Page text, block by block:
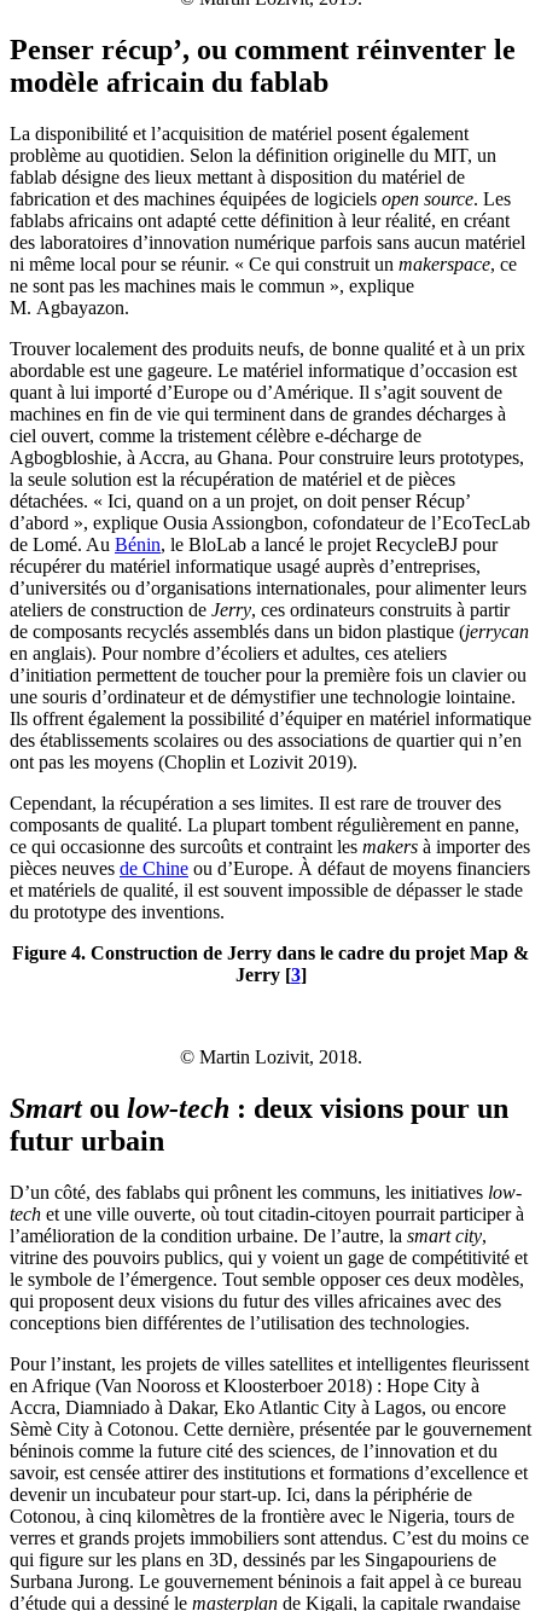
Penser récup’, ou comment réinventer le
modèle africain du fablab
La disponibilité et l’acquisition de matériel posent également
problème au quotidien. Selon la définition originelle du MIT, un
fablab désigne des lieux mettant à disposition du matériel de
fabrication et des machines équipées de logiciels open source. Les
fablabs africains ont adapté cette définition à leur réalité, en créant
des laboratoires d’innovation numérique parfois sans aucun matériel
ni même local pour se réunir. « Ce qui construit un makerspace, ce
ne sont pas les machines mais le commun », explique
M. Agbayazon.
Trouver localement des produits neufs, de bonne qualité et à un prix
abordable est une gageure. Le matériel informatique d’occasion est
quant à lui importé d’Europe ou d’Amérique. Il s’agit souvent de
machines en fin de vie qui terminent dans de grandes décharges à
ciel ouvert, comme la tristement célèbre e-décharge de
Agbogbloshie, à Accra, au Ghana. Pour construire leurs prototypes,
la seule solution est la récupération de matériel et de pièces
détachées. « Ici, quand on a un projet, on doit penser Récup’
d’abord », explique Ousia Assiongbon, cofondateur de l’EcoTecLab
de Lomé. Au Bénin, le BloLab a lancé le projet RecycleBJ pour
récupérer du matériel informatique usagé auprès d’entreprises,
d’universités ou d’organisations internationales, pour alimenter leurs
ateliers de construction de Jerry, ces ordinateurs construits à partir
de composants recyclés assemblés dans un bidon plastique (jerrycan
en anglais). Pour nombre d’écoliers et adultes, ces ateliers
d’initiation permettent de toucher pour la première fois un clavier ou
une souris d’ordinateur et de démystifier une technologie lointaine.
Ils offrent également la possibilité d’équiper en matériel informatique
des établissements scolaires ou des associations de quartier qui n’en
ont pas les moyens (Choplin et Lozivit 2019).
Cependant, la récupération a ses limites. Il est rare de trouver des
composants de qualité. La plupart tombent régulièrement en panne,
ce qui occasionne des surcoûts et contraint les makers à importer des
pièces neuves de Chine ou d’Europe. À défaut de moyens financiers
et matériels de qualité, il est souvent impossible de dépasser le stade
du prototype des inventions.
Figure 4. Construction de Jerry dans le cadre du projet Map &
Jerry[3]
© Martin Lozivit, 2018.
Smartou low-tech : deux visions pour un
futur urbain
D’un côté, des fablabs qui prônent les communs, les initiatives low-
tech et une ville ouverte, où tout citadin-citoyen pourrait participer à
l’amélioration de la condition urbaine. De l’autre, la smart city,
vitrine des pouvoirs publics, qui y voient un gage de compétitivité et
le symbole de l’émergence. Tout semble opposer ces deux modèles,
qui proposent deux visions du futur des villes africaines avec des
conceptions bien différentes de l’utilisation des technologies.
Pour l’instant, les projets de villes satellites et intelligentes fleurissent
en Afrique (Van Nooross et Kloosterboer 2018) : Hope City à
Accra, Diamniado à Dakar, Eko Atlantic City à Lagos, ou encore
Sèmè City à Cotonou. Cette dernière, présentée par le gouvernement
béninois comme la future cité des sciences, de l’innovation et du
savoir, est censée attirer des institutions et formations d’excellence et
devenir un incubateur pour start-up. Ici, dans la périphérie de
Cotonou, à cinq kilomètres de la frontière avec le Nigeria, tours de
verres et grands projets immobiliers sont attendus. C’est du moins ce
qui figure sur les plans en 3D, dessinés par les Singapouriens de
Surbana Jurong. Le gouvernement béninois a fait appel à ce bureau
d’étude qui a dessiné le masterplan de Kigali, la capitale rwandaise